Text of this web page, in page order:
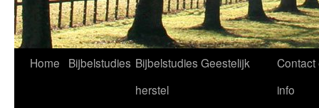
Home Bijbelstudies Bijbelstudies Geestelijk
herstel
Contact
info